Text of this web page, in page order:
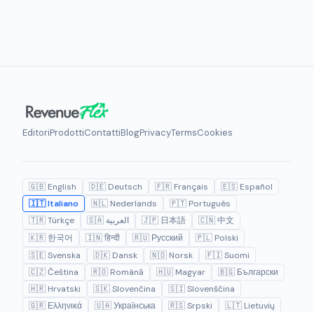
EditoriProdottiContattiBlogPrivacyTermsCookies
🇬🇧 English 🇩🇪 Deutsch 🇫🇷 Français
🇪🇸 Español
🇮🇹 Italiano
🇳🇱 Nederlands
🇵🇹 Português
🇹🇷 Türkçe
🇸🇦 العربية 🇯🇵 日本語
🇨🇳 中文
🇰🇷 한국어
🇮🇳 हिन्दी 🇷🇺 Русский
🇵🇱 Polski
🇸🇪 Svenska
🇩🇰 Dansk 🇳🇴 Norsk
🇫🇮 Suomi
🇨🇿 Čeština
🇷🇴 Română 🇭🇺 Magyar
🇧🇬 Български
🇭🇷 Hrvatski
🇸🇰 Slovenčina
🇸🇮 Slovenščina
🇬🇷 Ελληνικά
🇺🇦 Українська 🇷🇸 Srpski
🇱🇹 Lietuvių